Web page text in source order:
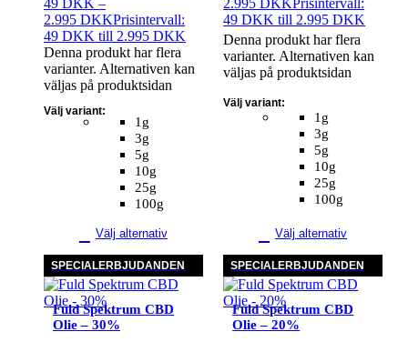
49 DKK –
2.995 DKKPrisintervall:
49 DKK till 2.995 DKK
1g
3g
5g
10g
25g
100g
Välj variant:
Välj alternativ
Denna produkt har flera
varianter. Alternativen kan
väljas på produktsidan
2.995DKKPrisintervall:
49 DKK till 2.995 DKK
1g
3g
5g
10g
25g
100g
Välj variant:
Välj alternativ
Denna produkt har flera
varianter. Alternativen kan
väljas på produktsidan
SPECIALERBJUDANDEN
Fuld Spektrum CBD
Olie – 30%
SPECIALERBJUDANDEN
Fuld Spektrum CBD
Olie – 20%